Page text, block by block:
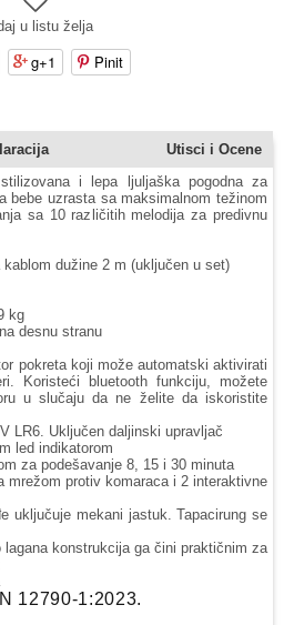
u listu želja
g+1 Pinit
Utisci i Ocene
stilizovana i lepa ljuljaška pogodna za
bebe uzrasta sa maksimalnom težinom
sa 10 različitih melodija za predivnu
dužine 2 m (uključen u set)
kg
desnu stranu
pokreta koji može automatski aktivirati
Koristeći bluetooth funkciju, možete
u slučaju da ne želite da iskoristite
LR6. Uključen daljinski upravljač
led indikatorom
za podešavanje 8, 15 i 30 minuta
mrežom protiv komaraca i 2 interaktivne
uključuje mekani jastuk. Tapacirung se
lagana konstrukcija ga čini praktičnim za
12790-1:2023.